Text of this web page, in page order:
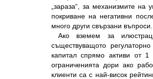
„зараза“, за механизмите на
покриване на негативни
много други свързани въпроси.
Ако вземем за
съществуващото
капитал спрямо активи от
ограниченията дори ако
клиенти са с най-висок